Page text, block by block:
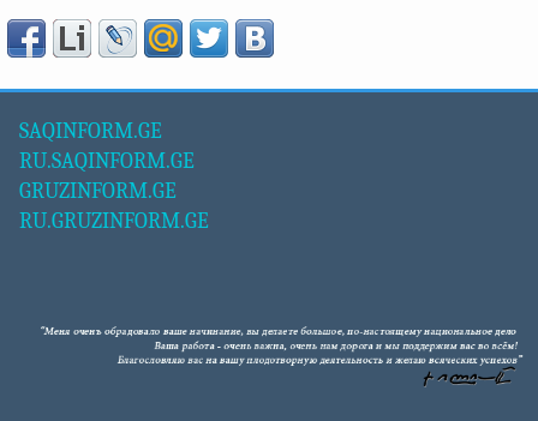
SAQINFORM.GE
RU.SAQINFORM.GE
GRUZINFORM.GE
RU.GRUZINFORM.GE